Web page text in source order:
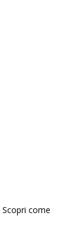
Scopri come